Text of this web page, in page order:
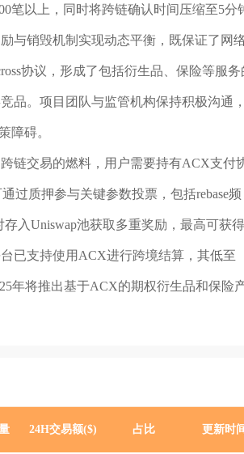
笔以上，同时将跨链确认时间压缩至5分
与销毁机制实现动态平衡，既保证了网
协议，形成了包括衍生品、保险等服务
品。项目团队与监管机构保持积极沟通
障碍。
链交易的燃料，用户需要持有ACX支付
过质押参与关键参数投票，包括rebase频
入Uniswap池获取多重奖励，最高可获
已支持使用ACX进行跨境结算，其低至
年将推出基于ACX的期权衍生品和保险
24H交易额($) 占比 更新时